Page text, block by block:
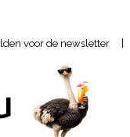
voor de newsletter |